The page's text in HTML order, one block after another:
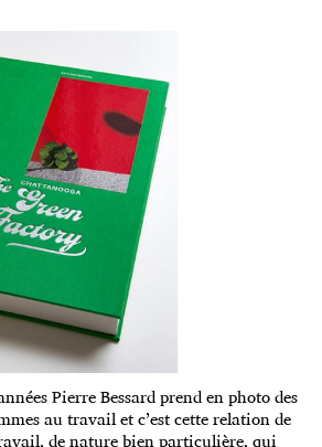
Pierre Bessard prend en photo des
au travail et c’est cette relation de
de nature bien particulière, qui